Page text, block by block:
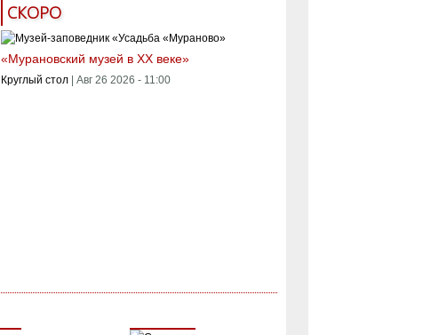
СКОРО
«Мурановский музей в XX веке»
Круглый стол Авг 26 2026 - 11:00